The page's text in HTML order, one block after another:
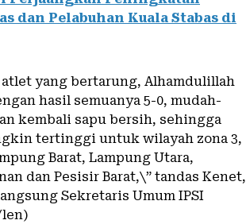
dan Pelabuhan Kuala Stabas di
yang bertarung, Alhamdulillah
hasil semuanya 5-0, mudah-
kembali sapu bersih, sehingga
tertinggi untuk wilayah zona 3,
Barat, Lampung Utara,
dan Pesisir Barat,\” tandas Kenet,
Sekretaris Umum IPSI
len)